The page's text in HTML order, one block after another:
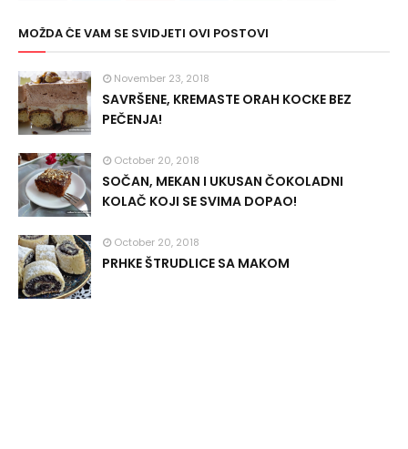
MOŽDA ĆE VAM SE SVIDJETI OVI POSTOVI
November 23, 2018
SAVRŠENE, KREMASTE ORAH KOCKE BEZ
PEČENJA!
October 20, 2018
SOČAN, MEKAN I UKUSAN ČOKOLADNI
KOLAČ KOJI SE SVIMA DOPAO!
October 20, 2018
PRHKE ŠTRUDLICE SA MAKOM